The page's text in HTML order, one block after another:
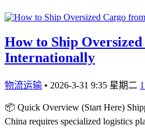
How to Ship
Internationally
物流运输 • 2026-3-31 9:35 星期二
📦 Quick Overview (Start Here)
China requires specialized logistics